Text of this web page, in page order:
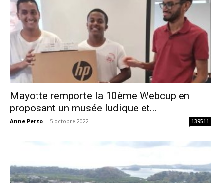
Mayotte remporte la 10ème Webcup en
proposant un musée ludique et...
Anne Perzo - 5 octobre 2022 139511